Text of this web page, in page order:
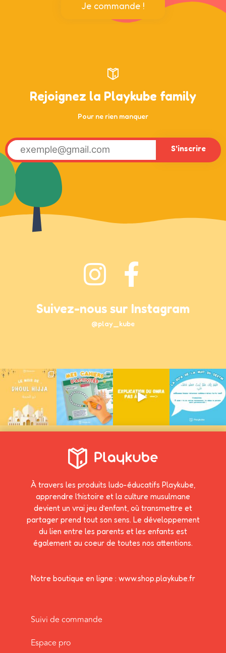
Je commande !
Rejoignez la Playkube family
Pour ne rien manquer
Suivez-nous sur Instagram
@play_kube
À travers les produits ludo-éducatifs Playkube,
apprendre l’histoire et la culture musulmane
devient un vrai jeu d’enfant, où transmettre et
partager prend tout son sens. Le développement
du lien entre les parents et les enfants est
également au coeur de toutes nos attentions.
Notre boutique en ligne : www.shop.playkube.fr
Suivi de commande
Espace pro